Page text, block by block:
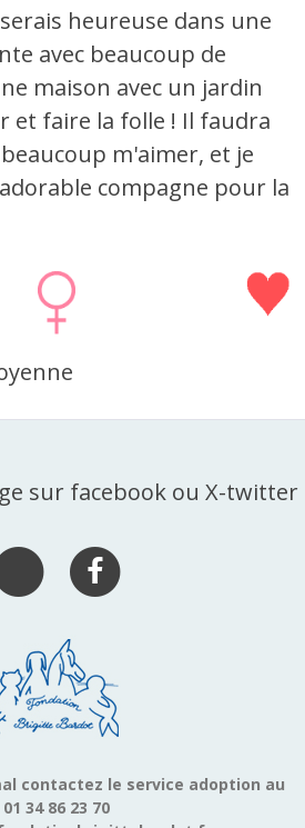
heureuse dans une
avec beaucoup de
maison avec un jardin
et faire la folle ! Il faudra
m'aimer, et je
compagne pour la
sur facebook ou X-twitter
contactez le service adoption au
01 34 86 23 70